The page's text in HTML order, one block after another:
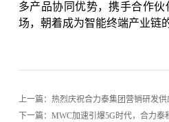
多产品协同优势，携手合作
场，朝着成为智能终端产业链